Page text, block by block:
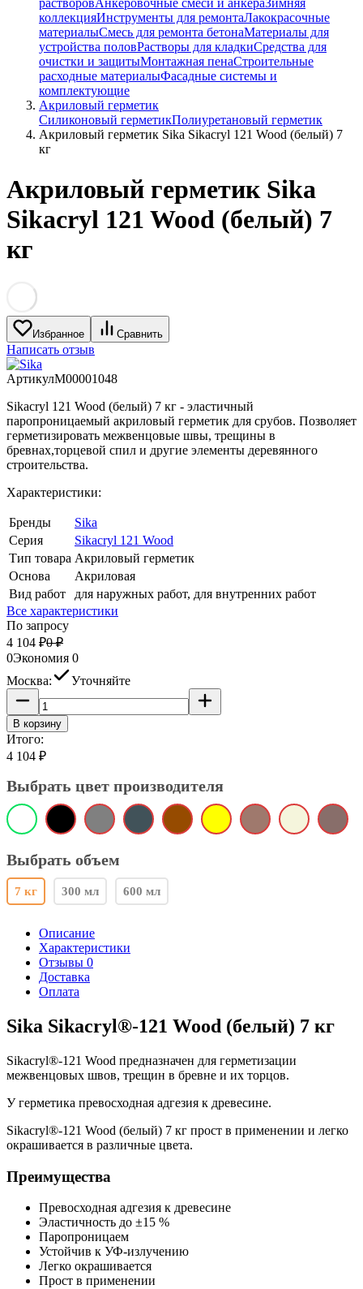
растворовАнкеровочные смеси и анкераЗимняя
коллекцияИнструменты для ремонтаЛакокрасочные
материалыСмесь для ремонта бетонаМатериалы для
устройства половРастворы для кладкиСредства для
очистки и защитыМонтажная пенаСтроительные
расходные материалыФасадные системы и
комплектующие
Акриловый герметик
Силиконовый герметикПолиуретановый герметик
Акриловый герметик Sika Sikacryl 121 Wood (белый) 7
кг
Акриловый герметик Sika
Sikacryl 121 Wood (белый) 7
кг
Избранное Сравнить
Написать отзыв
АртикулM00001048
Sikacryl 121 Wood (белый) 7 кг - эластичный
паропроницаемый акриловый герметик для срубов. Позволяет
герметизировать межвенцовые швы, трещины в
бревнах,торцевой спил и другие элементы деревянного
строительства.
Характеристики:
Бренды
Sika
Серия
Sikacryl 121 Wood
Тип товара Акриловый герметик
Основа
Акриловая
Вид работ
для наружных работ, для внутренних работ
Все характеристики
По запросу
4 104 ₽0 ₽
0Экономия 0
Москва:
Уточняйте
В корзину
Итого:
4 104 ₽
Выбрать цвет производителя
Выбрать объем
7 кг 300 мл 600 мл
Описание
Характеристики
Отзывы 0
Доставка
Оплата
Sika Sikacryl®-121 Wood (белый) 7 кг
Sikacryl®-121 Wood предназначен для герметизации
межвенцовых швов, трещин в бревне и их торцов.
У герметика превосходная адгезия к древесине.
Sikacryl®-121 Wood (белый) 7 кг прост в применении и легко
окрашивается в различные цвета.
Преимущества
Превосходная адгезия к древесине
Эластичность до ±15 %
Паропроницаем
Устойчив к УФ-излучению
Легко окрашивается
Прост в применении